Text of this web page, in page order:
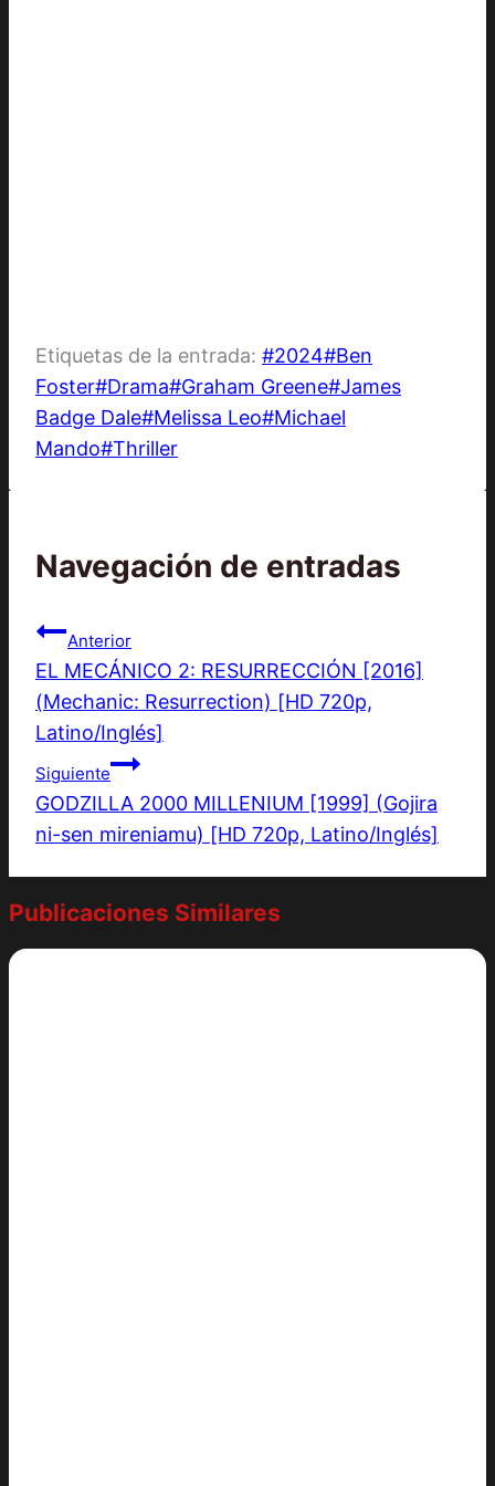
Etiquetas de la entrada: #2024#Ben
Foster#Drama#Graham Greene#James
Badge Dale#Melissa Leo#Michael
Mando#Thriller
Navegación de entradas
Anterior
EL MECÁNICO 2: RESURRECCIÓN [2016]
(Mechanic: Resurrection) [HD 720p,
Latino/Inglés]
Siguiente
GODZILLA 2000 MILLENIUM [1999] (Gojira
ni-sen mireniamu) [HD 720p, Latino/Inglés]
Publicaciones Similares